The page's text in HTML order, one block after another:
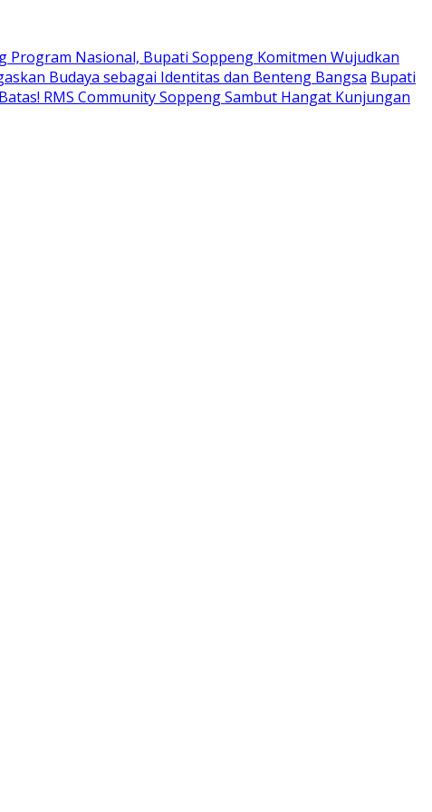
Program Nasional, Bupati Soppeng Komitmen Wujudkan
Budaya sebagai Identitas dan Benteng Bangsa Bupati
RMS Community Soppeng Sambut Hangat Kunjungan